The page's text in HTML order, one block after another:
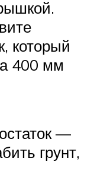
который
400 мм
—
грунт,